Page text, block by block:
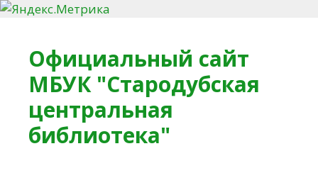
Официальный сайт
МБУК "Стародубская
центральная
библиотека"